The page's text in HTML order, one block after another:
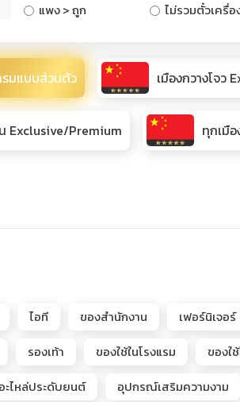
แพง > ถูก
ไม่รวมตั๋วเครื่
มแบบส่วนตัว เมืองกวางโจว
Exclusive/Premium ทุกเมือ
ไอที ของสำนักงาน เฟอร์นิเจอร์
รองเท้า ของใช้ในโรงแรม ของใ
อะไหล่ประดับยนต์ อุปกรณ์เสริมความงาม